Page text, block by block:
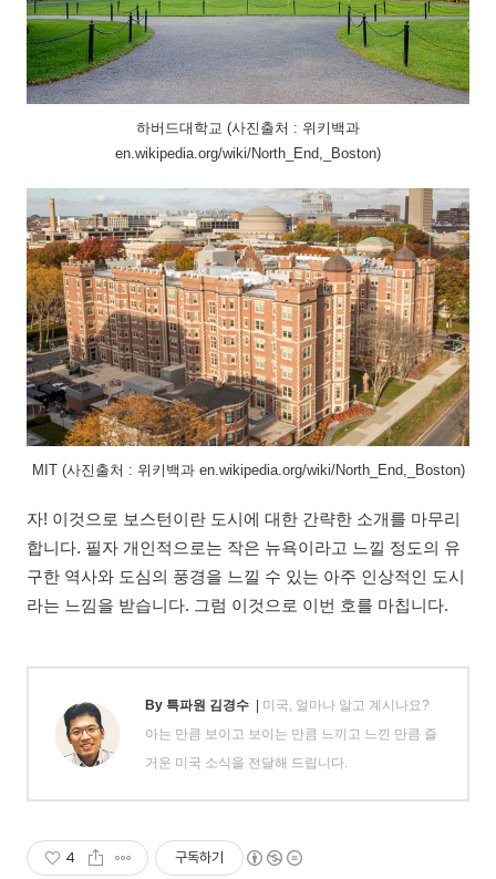
하버드대학교 (사진출처 : 위키백과
en.wikipedia.org/wiki/North_End,_Boston)
MIT (사진출처 : 위키백과 en.wikipedia.org/wiki/North_End,_Boston)
자! 이것으로 보스턴이란 도시에 대한 간략한 소개를 마무리
합니다. 필자 개인적으로는 작은 뉴욕이라고 느낄 정도의 유
구한 역사와 도심의 풍경을 느낄 수 있는 아주 인상적인 도시
라는 느낌을 받습니다. 그럼 이것으로 이번 호를 마칩니다.
By 특파원 김경수 | 미국, 얼마나 알고 계시나요?
아는 만큼 보이고 보이는 만큼 느끼고 느낀 만큼 즐
거운 미국 소식을 전달해 드립니다.
4 구독하기